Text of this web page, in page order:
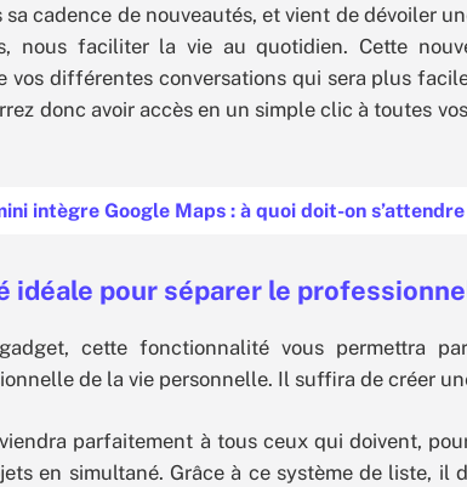
sa cadence de nouveautés, et vient de dévoiler
nous faciliter la vie au quotidien. Cette
vos différentes conversations qui sera plus
donc avoir accès en un simple clic à toutes
intègre Google Maps : à quoi doit-on s’attendre
idéale pour séparer le
cette fonctionnalité vous permettra
de la vie personnelle. Il suffira de créer
parfaitement à tous ceux qui doivent,
en simultané. Grâce à ce système de liste, il